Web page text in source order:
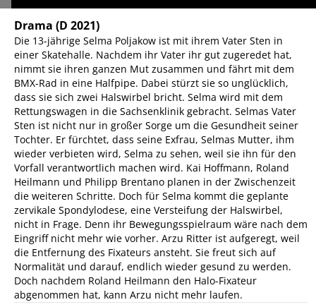
Drama (D 2021)
Die 13-jährige Selma Poljakow ist mit ihrem Vater Sten in
einer Skatehalle. Nachdem ihr Vater ihr gut zugeredet hat,
nimmt sie ihren ganzen Mut zusammen und fährt mit dem
BMX-Rad in eine Halfpipe. Dabei stürzt sie so unglücklich,
dass sie sich zwei Halswirbel bricht. Selma wird mit dem
Rettungswagen in die Sachsenklinik gebracht. Selmas Vater
Sten ist nicht nur in großer Sorge um die Gesundheit seiner
Tochter. Er fürchtet, dass seine Exfrau, Selmas Mutter, ihm
wieder verbieten wird, Selma zu sehen, weil sie ihn für den
Vorfall verantwortlich machen wird. Kai Hoffmann, Roland
Heilmann und Philipp Brentano planen in der Zwischenzeit
die weiteren Schritte. Doch für Selma kommt die geplante
zervikale Spondylodese, eine Versteifung der Halswirbel,
nicht in Frage. Denn ihr Bewegungsspielraum wäre nach dem
Eingriff nicht mehr wie vorher. Arzu Ritter ist aufgeregt, weil
die Entfernung des Fixateurs ansteht. Sie freut sich auf
Normalität und darauf, endlich wieder gesund zu werden.
Doch nachdem Roland Heilmann den Halo-Fixateur
abgenommen hat, kann Arzu nicht mehr laufen.